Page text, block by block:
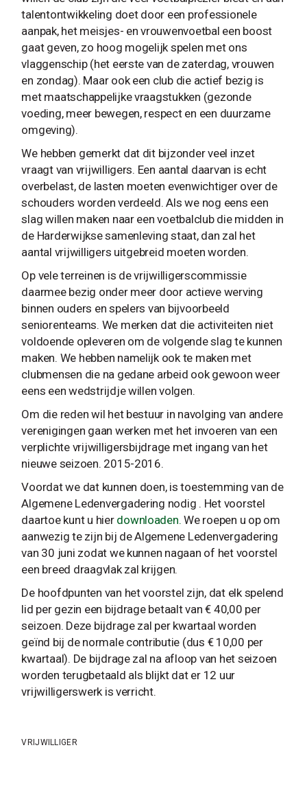
talentontwikkeling doet door een professionele
aanpak, het meisjes- en vrouwenvoetbal een boost
gaat geven, zo hoog mogelijk spelen met ons
vlaggenschip (het eerste van de zaterdag, vrouwen
en zondag). Maar ook een club die actief bezig is
met maatschappelijke vraagstukken (gezonde
voeding, meer bewegen, respect en een duurzame
omgeving).
We hebben gemerkt dat dit bijzonder veel inzet
vraagt van vrijwilligers. Een aantal daarvan is echt
overbelast, de lasten moeten evenwichtiger over de
schouders worden verdeeld. Als we nog eens een
slag willen maken naar een voetbalclub die midden in
de Harderwijkse samenleving staat, dan zal het
aantal vrijwilligers uitgebreid moeten worden.
Op vele terreinen is de vrijwilligerscommissie
daarmee bezig onder meer door actieve werving
binnen ouders en spelers van bijvoorbeeld
seniorenteams. We merken dat die activiteiten niet
voldoende opleveren om de volgende slag te kunnen
maken. We hebben namelijk ook te maken met
clubmensen die na gedane arbeid ook gewoon weer
eens een wedstrijdje willen volgen.
Om die reden wil het bestuur in navolging van andere
verenigingen gaan werken met het invoeren van een
verplichte vrijwilligersbijdrage met ingang van het
nieuwe seizoen. 2015-2016.
Voordat we dat kunnen doen, is toestemming van de
Algemene Ledenvergadering nodig . Het voorstel
daartoe kunt u hier downloaden. We roepen u op om
aanwezig te zijn bij de Algemene Ledenvergadering
van 30 juni zodat we kunnen nagaan of het voorstel
een breed draagvlak zal krijgen.
De hoofdpunten van het voorstel zijn, dat elk spelend
lid per gezin een bijdrage betaalt van € 40,00 per
seizoen. Deze bijdrage zal per kwartaal worden
geïnd bij de normale contributie (dus € 10,00 per
kwartaal). De bijdrage zal na afloop van het seizoen
worden terugbetaald als blijkt dat er 12 uur
vrijwilligerswerk is verricht.
VRIJWILLIGER